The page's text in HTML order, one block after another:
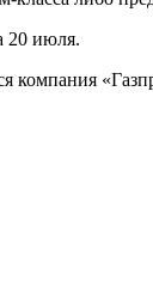
20 июля.
компания